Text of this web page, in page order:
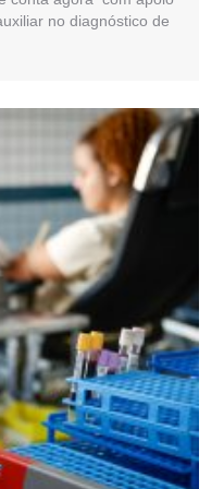
no diagnóstico de